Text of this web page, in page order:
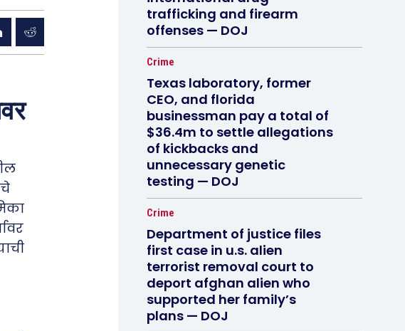
trafficking and firearm
offenses — DOJ
Crime
Texas laboratory, former
CEO, and florida
businessman pay a total of
$36.4m to settle allegations
of kickbacks and
unnecessary genetic
testing — DOJ
Crime
Department of justice files
first case in u.s. alien
terrorist removal court to
deport afghan alien who
supported her family’s
plans — DOJ